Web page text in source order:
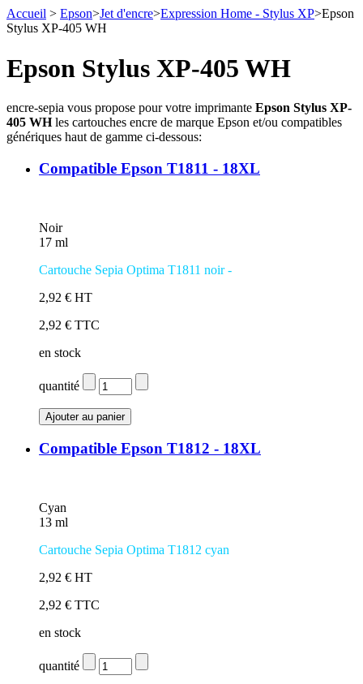
Accueil > Epson>Jet d'encre>Expression Home - Stylus XP>Epson
Stylus XP-405 WH
Epson Stylus XP-405 WH
encre-sepia vous propose pour votre imprimante Epson Stylus XP-
405 WHles cartouches encre de marque Epson et/ou compatibles
génériques haut de gamme ci-dessous:
Compatible Epson T1811 - 18XL
Noir
17 ml
Cartouche Sepia Optima T1811 noir -
2,92 € HT
2,92 € TTC
en stock
quantité
Compatible Epson T1812 - 18XL
Cyan
13 ml
Cartouche Sepia Optima T1812 cyan
2,92 € HT
2,92 € TTC
en stock
quantité